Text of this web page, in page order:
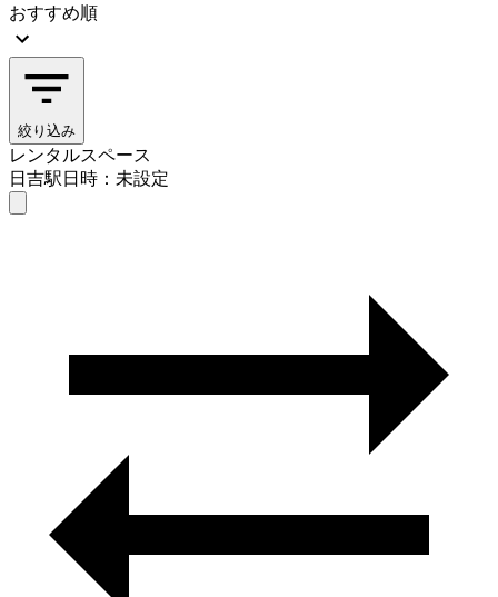
おすすめ順
絞り込み
レンタルスペース
日吉駅日時：未設定